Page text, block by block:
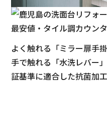
よく触れる「ミラー扉手
手で触れる「水洗レバー
証基準に適合した抗菌加